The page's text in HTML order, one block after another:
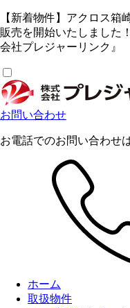
【新着物件】アクロス
販売を開始いたしました
会社プレジャーリンク』
お問い合わせ
お電話でのお問い合わせ
ホーム
取扱物件